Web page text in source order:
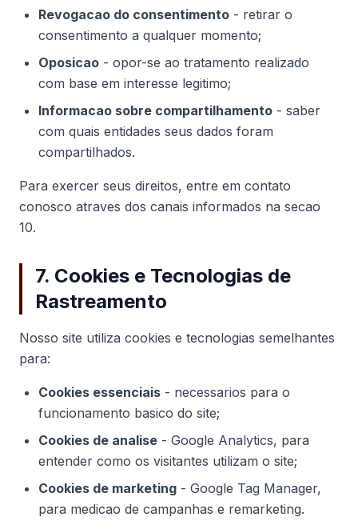
Revogacao do consentimento - retirar o
consentimento a qualquer momento;
Oposicao - opor-se ao tratamento realizado
com base em interesse legitimo;
Informacao sobre compartilhamento - saber
com quais entidades seus dados foram
compartilhados.
Para exercer seus direitos, entre em contato
conosco atraves dos canais informados na secao
10.
7. Cookies e Tecnologias de
Rastreamento
Nosso site utiliza cookies e tecnologias semelhantes
para:
Cookies essenciais - necessarios para o
funcionamento basico do site;
Cookies de analise - Google Analytics, para
entender como os visitantes utilizam o site;
Cookies de marketing - Google Tag Manager,
para medicao de campanhas e remarketing.